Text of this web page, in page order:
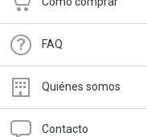
FAQ
Quiénes somos
Contacto